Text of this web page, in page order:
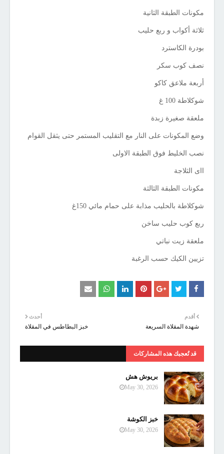
مكونات الطبقة الثانية
ثلاثة أكواب و ربع حليب
بودرة الكاسترد
نصف كوب سكر
أربعة ملاعق كاكو
شوكلاطة 100 غ
ملعقة صغيرة زبدة
وضع المكونات على النار مع التقليب المستمر حتى يثقل القوام
نصب الخليط فوق الطبقة الاولى
ااى الثلاجة
مكونات الطبقة الثالثة
شوكلاطة بالحليب مذابة على حمام مائي 150غ
ربع كوب حليب ساخن
ملعقة زيت نباتي
تزيين الكيك حسب الرغبة
أحدث
خبز البطاطس في المقلاة
أقدم
شهدة المقلاة السريعة
قد تُعجبك هذه المشاركات
بريوش هش
May 30, 2026
خبز الكوشة
May 30, 2026